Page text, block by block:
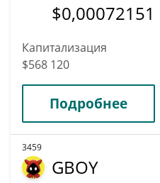
$0,00072151
Капитализация
$568 120
Подробнее
3459
GBOY